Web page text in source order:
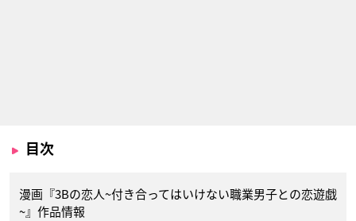
目次
漫画『3Bの恋人~付き合ってはいけない職業男子との恋遊戯
~』作品情報